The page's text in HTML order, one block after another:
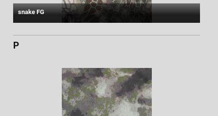
snake FG
P